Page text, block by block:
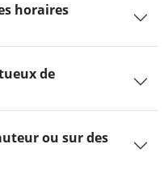
horaires
de
ou sur des